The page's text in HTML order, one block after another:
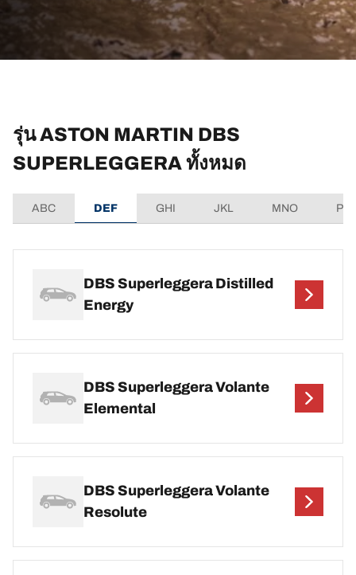
รุ่น ASTON MARTIN DBS
SUPERLEGGERA ทั้งหมด
ABC DEF GHI JKL MNO
DBS Superleggera Distilled
Energy
DBS Superleggera Volante
Elemental
DBS Superleggera Volante
Resolute